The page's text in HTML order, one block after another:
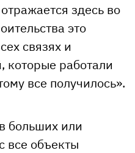
здесь во
это
связях и
работали
все получилось».
больших или
все объекты